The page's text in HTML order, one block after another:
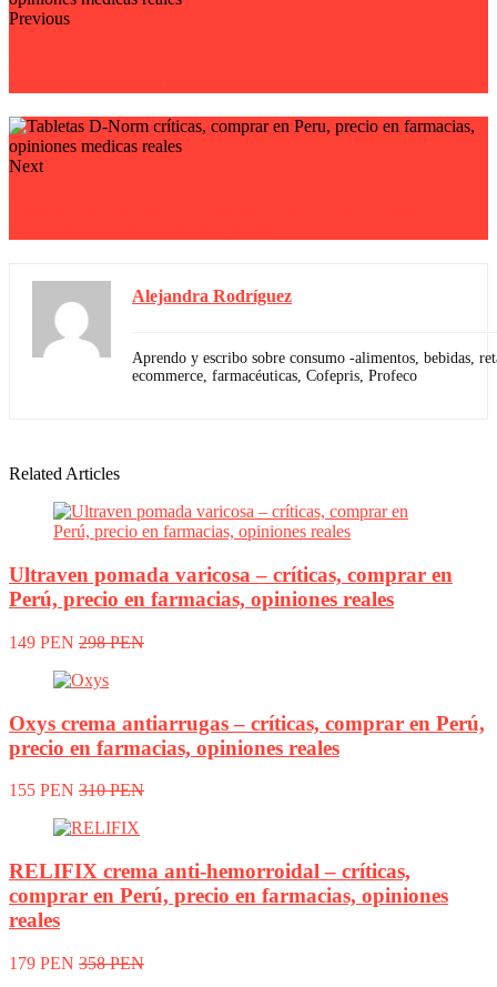
Previous
Next
Alejandra Rodríguez
Aprendo y escribo sobre consumo -alimentos, bebidas,
ecommerce, farmacéuticas, Cofepris, Profeco
Related Articles
Ultraven pomada varicosa – críticas, comprar en
Perú, precio en farmacias, opiniones reales
149 PEN 298 PEN
Oxys crema antiarrugas – críticas, comprar en Perú,
precio en farmacias, opiniones reales
155 PEN 310 PEN
RELIFIX crema anti-hemorroidal – críticas,
comprar en Perú, precio en farmacias, opiniones
reales
179 PEN 358 PEN